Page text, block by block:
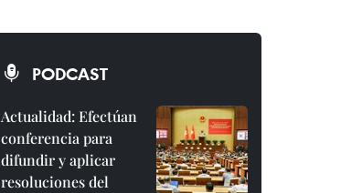
PODCAST
Actualidad: Efectúan
conferencia para
difundir y aplicar
resoluciones del